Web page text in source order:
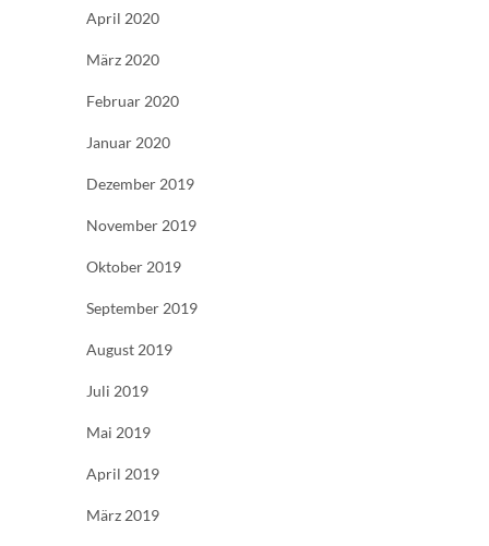
April 2020
März 2020
Februar 2020
Januar 2020
Dezember 2019
November 2019
Oktober 2019
September 2019
August 2019
Juli 2019
Mai 2019
April 2019
März 2019